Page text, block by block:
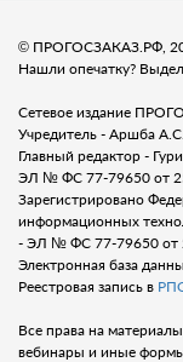
© ПРОГОСЗАКАЗ.РФ,
Нашли опечатку?
Сетевое издание
Учредитель - Аршба А.С.
Главный редактор -
ЭЛ № ФС 77-79650 от
Зарегистрировано
информационных
- ЭЛ № ФС 77-79650 от
Электронная база
Реестровая запись в
Все права на
вебинары и иные